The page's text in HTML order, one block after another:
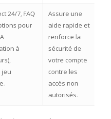
24/7, FAQ
pour
à
jeu
Assure une
aide rapide et
renforce la
sécurité de
votre compte
contre les
accès non
autorisés.